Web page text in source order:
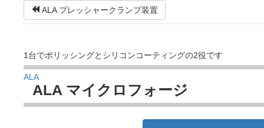
ALA プレッシャークランプ装置
1台でポリッシングとシリコンコーティングの2役です
ALA
ALA マイクロフォージ